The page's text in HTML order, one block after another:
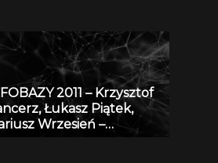
2011 – Krzysztof
Łukasz Piątek,
Wrzesień –